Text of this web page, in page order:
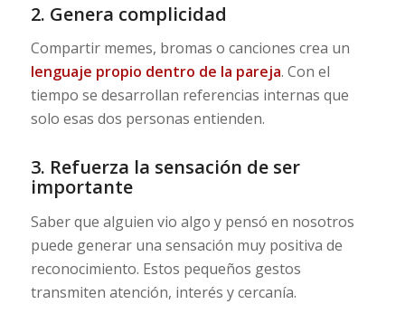
2. Genera complicidad
Compartir memes, bromas o canciones crea un
lenguaje propio dentro de la pareja. Con el
tiempo se desarrollan referencias internas que
solo esas dos personas entienden.
3. Refuerza la sensación de ser
importante
Saber que alguien vio algo y pensó en nosotros
puede generar una sensación muy positiva de
reconocimiento. Estos pequeños gestos
transmiten atención, interés y cercanía.